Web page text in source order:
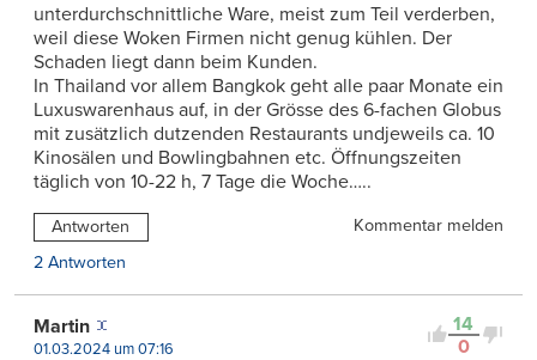
unterdurchschnittliche Ware, meist zum Teil verderben,
weil diese Woken Firmen nicht genug kühlen. Der
Schaden liegt dann beim Kunden.
In Thailand vor allem Bangkok geht alle paar Monate ein
Luxuswarenhaus auf, in der Grösse des 6-fachen Globus
mit zusätzlich dutzenden Restaurants undjeweils ca. 10
Kinosälen und Bowlingbahnen etc. Öffnungszeiten
täglich von 10-22 h, 7 Tage die Woche…..
Antworten
Kommentar melden
2 Antworten
14
0
Martin
01.03.2024 um 07:16